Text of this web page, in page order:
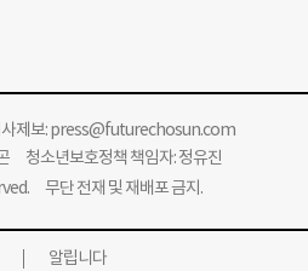
제보:press@futurechosun.com
청소년보호정책 책임자: 정유진
무단 전재 및 재배포 금지.
알립니다